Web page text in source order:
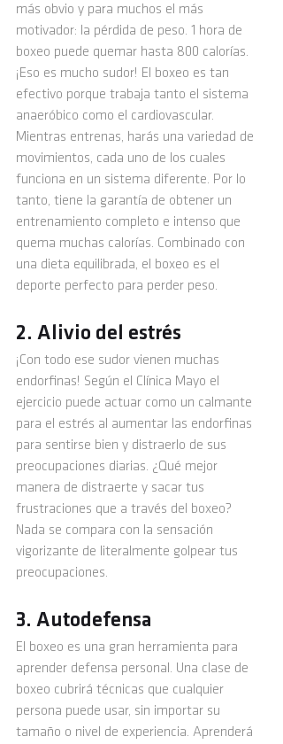
más obvio y para muchos el más
motivador: la pérdida de peso. 1 hora de
boxeo puede quemar hasta 800 calorías.
¡Eso es mucho sudor! El boxeo es tan
efectivo porque trabaja tanto el sistema
anaeróbico como el cardiovascular.
Mientras entrenas, harás una variedad de
movimientos, cada uno de los cuales
funciona en un sistema diferente. Por lo
tanto, tiene la garantía de obtener un
entrenamiento completo e intenso que
quema muchas calorías. Combinado con
una dieta equilibrada, el boxeo es el
deporte perfecto para perder peso.
2. Alivio del estrés
¡Con todo ese sudor vienen muchas
endorfinas! Según el Clínica Mayo el
ejercicio puede actuar como un calmante
para el estrés al aumentar las endorfinas
para sentirse bien y distraerlo de sus
preocupaciones diarias. ¿Qué mejor
manera de distraerte y sacar tus
frustraciones que a través del boxeo?
Nada se compara con la sensación
vigorizante de literalmente golpear tus
preocupaciones.
3. Autodefensa
El boxeo es una gran herramienta para
aprender defensa personal. Una clase de
boxeo cubrirá técnicas que cualquier
persona puede usar, sin importar su
tamaño o nivel de experiencia. Aprenderá